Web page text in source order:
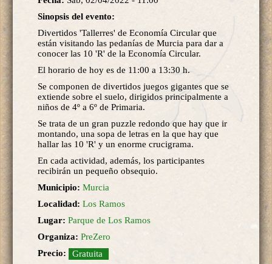
Sinopsis del evento:
Divertidos 'Tallerres' de Economía Circular que
están visitando las pedanías de Murcia para dar a
conocer las 10 'R' de la Economía Circular.
El horario de hoy es de 11:00 a 13:30 h.
Se componen de divertidos juegos gigantes que se
extiende sobre el suelo, dirigidos principalmente a
niños de 4º a 6º de Primaria.
Se trata de un gran puzzle redondo que hay que ir
montando, una sopa de letras en la que hay que
hallar las 10 'R' y un enorme crucigrama.
En cada actividad, además, los participantes
recibirán un pequeño obsequio.
Municipio: Murcia
Localidad: Los Ramos
Lugar: Parque de Los Ramos
Organiza: PreZero
Precio:
Gratuita